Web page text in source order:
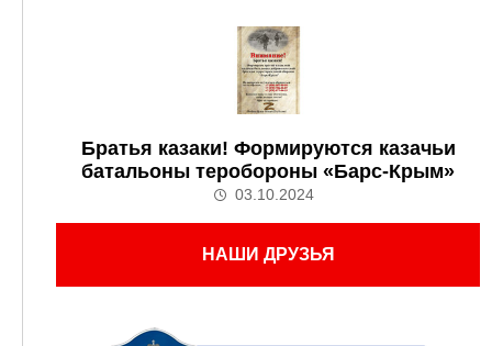
Братья казаки! Формируются казачьи
батальоны теробороны «Барс-Крым»
03.10.2024
НАШИ ДРУЗЬЯ